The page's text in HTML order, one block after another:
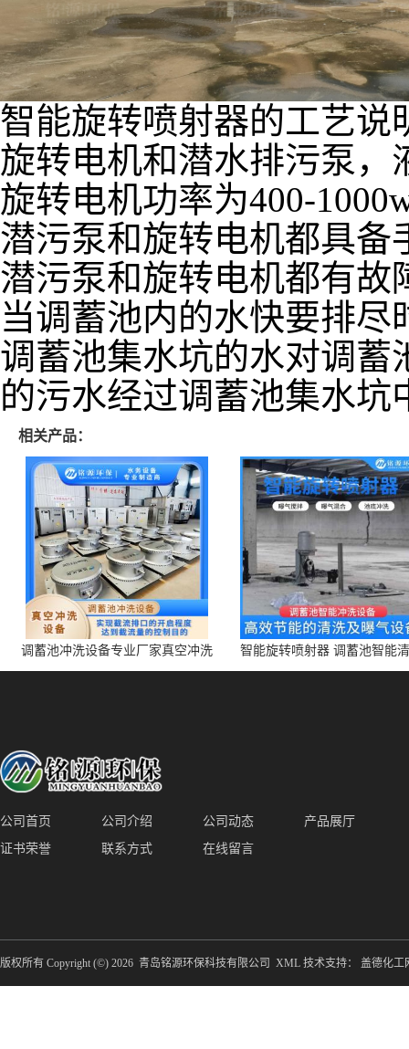
智能旋转喷射器的工艺说
旋转电机和潜水排污泵，
旋转电机功率为400-
潜污泵和旋转电机都具备
潜污泵和旋转电机都有故
当调蓄池内的水快要排尽
调蓄池集水坑的水对调蓄
的污水经过调蓄池集水
相关产品：
调蓄池冲洗设备专业厂家真空冲洗
装置厂家青岛铭源环保减少堵塞设
智能旋转喷射器 调蓄池智能
点对点面对面旋转清洗
公司首页 公司介绍 公司动态
产品展厅
证书荣誉
联系方式 在线留言
版权所有 Copyright (©) 2026 青岛铭源环保科技有限公司 XML 技术支持： 盖德化工